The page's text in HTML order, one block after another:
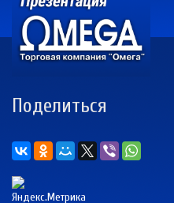
Поделиться